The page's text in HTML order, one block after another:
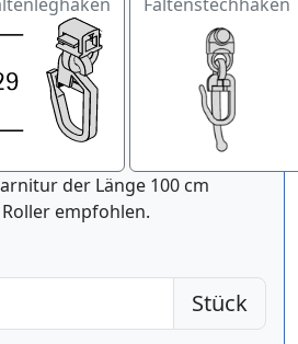
Faltenstechhaken
der Länge 100 cm
empfohlen.
Stück